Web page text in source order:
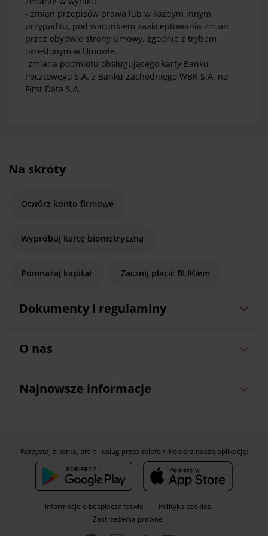
- zmian przepisów prawa lub w każdym innym
przypadku, pod warunkiem zaakceptowania zmian
przez obydwie strony Umowy, zgodnie z trybem
określonym w Umowie.
-zmiana podmiotu obsługującego karty Banku
Pocztowego S.A. z Banku Zachodniego WBK S.A. na
First Data S.A.
Na skróty
Otwórz konto firmowe
Wypróbuj kartę biometryczną
Pomnażaj kapitał Zacznij płacić BLIKiem
Dokumenty i regulaminy
O nas
Najnowsze informacje
Informacje o bezpieczeństwie
Polityka cookies
Zastrzeżenia prawne
Korzystaj z konta, ofert i usług przez telefon. Pobierz naszą aplikację: